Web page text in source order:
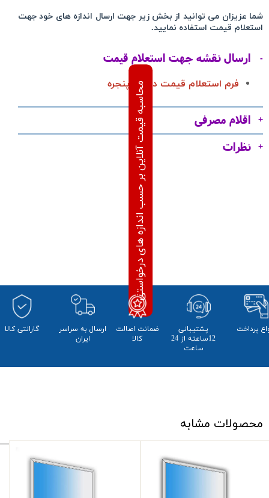
شما عزیزان می توانید از بخش زیر جهت ارسال اندازه های خود جهت
استعلام قیمت استفاده نمایید.
ارسال نقشه جهت استعلام قیمت
فرم استعلام قیمت درب و پنجره
اقلام مصرفی
نظرات
محاسبه قیمت آنلاین بر حسب اندازه های درخواستی
پرداخت
پشتیبانی
12ساعته از 24
ساعت
ضمانت اصالت
کالا
​ارسال به سراسر
ایران
​​گارانتی کالا
محصولات مشابه